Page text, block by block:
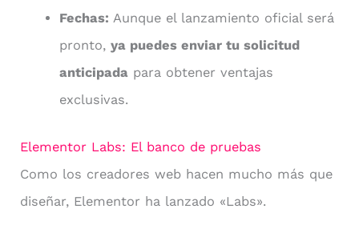
Fechas: Aunque el lanzamiento oficial será
pronto,ya puedes enviar tu solicitud
anticipada para obtener ventajas
exclusivas.
Elementor Labs: El banco de pruebas
Como los creadores web hacen mucho más que
diseñar, Elementor ha lanzado «Labs».